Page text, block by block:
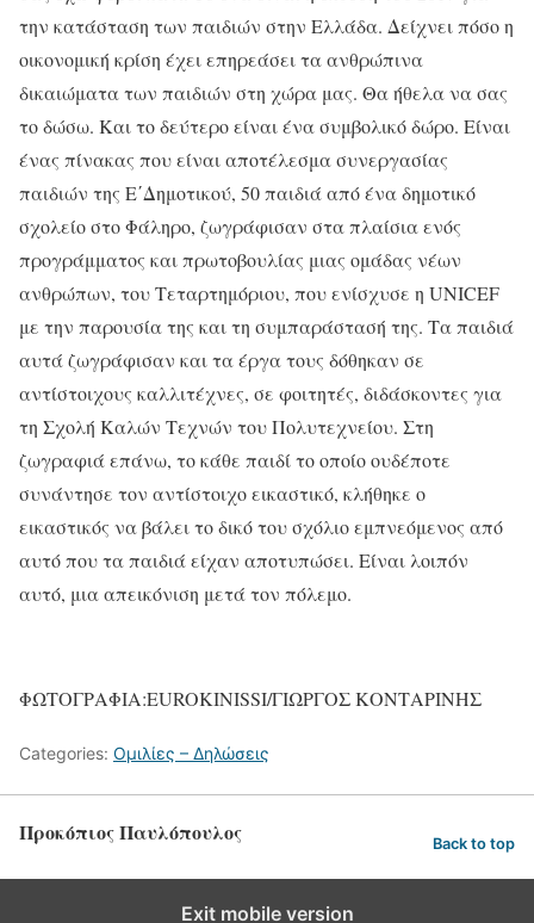
την κατάσταση των παιδιών στην Ελλάδα. Δείχνει πόσο η
οικονομική κρίση έχει επηρεάσει τα ανθρώπινα
δικαιώματα των παιδιών στη χώρα μας. Θα ήθελα να σας
το δώσω. Και το δεύτερο είναι ένα συμβολικό δώρο. Είναι
ένας πίνακας που είναι αποτέλεσμα συνεργασίας
παιδιών της Ε΄Δημοτικού, 50 παιδιά από ένα δημοτικό
σχολείο στο Φάληρο, ζωγράφισαν στα πλαίσια ενός
προγράμματος και πρωτοβουλίας μιας ομάδας νέων
ανθρώπων, του Τεταρτημόριου, που ενίσχυσε η UNICEF
με την παρουσία της και τη συμπαράστασή της. Τα παιδιά
αυτά ζωγράφισαν και τα έργα τους δόθηκαν σε
αντίστοιχους καλλιτέχνες, σε φοιτητές, διδάσκοντες για
τη Σχολή Καλών Τεχνών του Πολυτεχνείου. Στη
ζωγραφιά επάνω, το κάθε παιδί το οποίο ουδέποτε
συνάντησε τον αντίστοιχο εικαστικό, κλήθηκε ο
εικαστικός να βάλει το δικό του σχόλιο εμπνεόμενος από
αυτό που τα παιδιά είχαν αποτυπώσει. Είναι λοιπόν
αυτό, μια απεικόνιση μετά τον πόλεμο.
ΦΩΤΟΓΡΑΦΙΑ:EUROKINISSI/ΓΙΩΡΓΟΣ ΚΟΝΤΑΡΙΝΗΣ
Categories: Ομιλίες – Δηλώσεις
Προκόπιος Παυλόπουλος Back to top
Exit mobile version